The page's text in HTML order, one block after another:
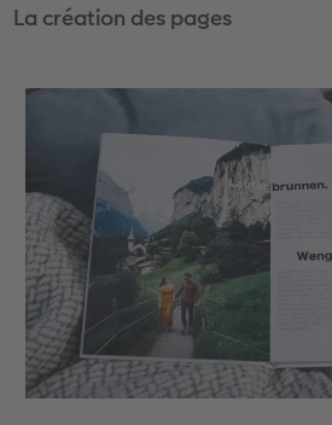
La création des pages